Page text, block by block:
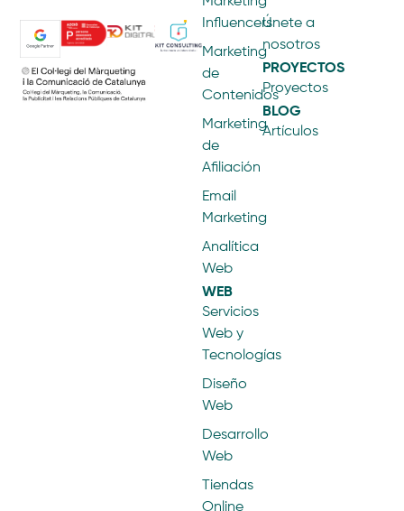
Influencers
Marketing
de
Contenidos
Marketing
de
Afiliación
Email
Marketing
Analítica
Web
WEB
Servicios
Web y
Tecnologías
Diseño
Web
Desarrollo
Web
Tiendas
Online
Únete a
nosotros
PROYECTOS
Proyectos
BLOG
Artículos